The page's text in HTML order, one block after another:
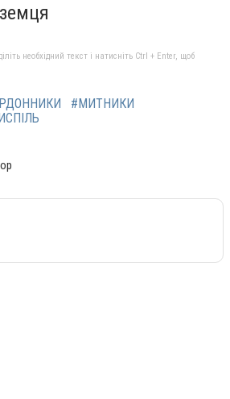
необхідний текст і натисніть Ctrl + Enter, щоб
#МИТНИКИ